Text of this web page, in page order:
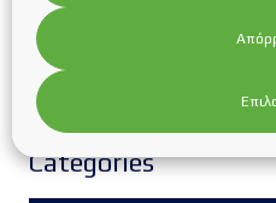
Συνέντευξη της Υπεύθυνης
κας.Κυριακίδου Κατερίνας
εκπομπή “Τα παιδιά της
Δημοσθένη στο Metropolis
Categories